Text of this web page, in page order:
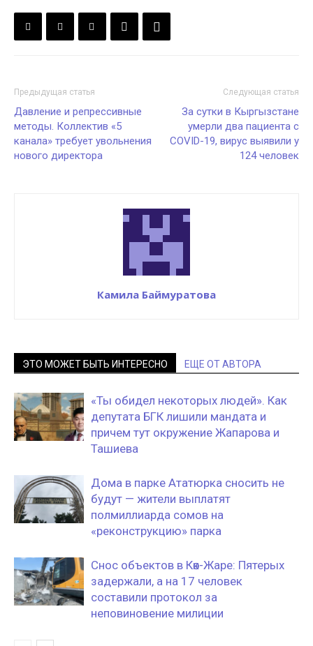
Предыдущая статья
Давление и репрессивные
методы. Коллектив «5
канала» требует увольнения
нового директора
Следующая статья
За сутки в Кыргызстане
умерли два пациента с
COVID-19, вирус выявили у
124 человек
Камила Баймуратова
ЭТО МОЖЕТ БЫТЬ ИНТЕРЕСНО ЕЩЕ ОТ АВТОРА
«Ты обидел некоторых людей». Как
депутата БГК лишили мандата и
причем тут окружение Жапарова и
Ташиева
Дома в парке Ататюрка сносить не
будут — жители выплатят
полмиллиарда сомов на
«реконструкцию» парка
Снос объектов в Көк-Жаре: Пятерых
задержали, а на 17 человек
составили протокол за
неповиновение милиции